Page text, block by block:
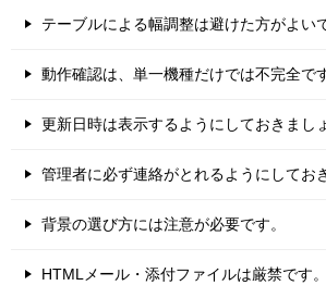
テーブルによる幅調整は避けた方がよい
動作確認は、単一機種だけでは不完全です
更新日時は表示するようにしておきまし
管理者に必ず連絡がとれるようにしてお
背景の選び方には注意が必要です。
HTMLメール・添付ファイルは厳禁です。